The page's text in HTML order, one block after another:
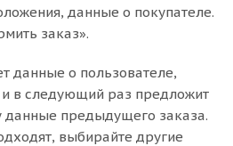
данные о покупателе.
заказ».
данные о пользователе,
в следующий раз предложит
данные предыдущего заказа.
выбирайте другие